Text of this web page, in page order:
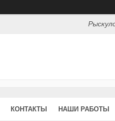
КОНТАКТЫ НАШИ РАБОТЫ